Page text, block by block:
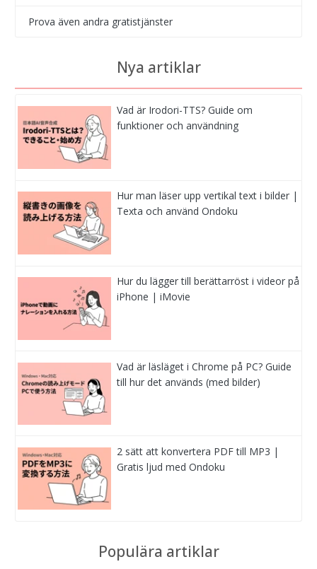
Prova även andra gratistjänster
Nya artiklar
Vad är Irodori-TTS? Guide om
funktioner och användning
Hur man läser upp vertikal text i bilder |
Texta och använd Ondoku
Hur du lägger till berättarröst i videor på
iPhone | iMovie
Vad är läsläget i Chrome på PC? Guide
till hur det används (med bilder)
2 sätt att konvertera PDF till MP3 |
Gratis ljud med Ondoku
Populära artiklar